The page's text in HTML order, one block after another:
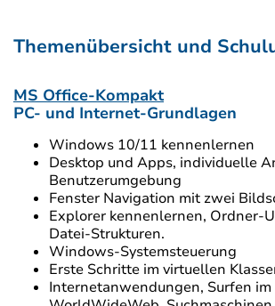
Themenübersicht und
MS Office-Kompakt
PC- und Internet-Grundlagen
Windows 10/11 kennenlernen
Desktop und Apps, individuelle
Benutzerumgebung
Fenster Navigation mit zwei
Explorer kennenlernen, Ordner-
Datei-Strukturen.
Windows-Systemsteuerung
Erste Schritte im virtuellen
Internetanwendungen, Surfen im